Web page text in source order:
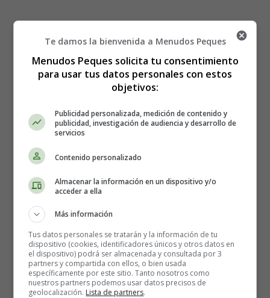
Colorear Alimentos 46 -
Frutas
Lámina para imprimir y
colorear Alimentos - día de la
Alimentación.
Para imprimir la lámina de colorear, es mejor guardarla
primero en el ordenador.
Lámina dibujo Alimentos 46 -
Dibujos Frutas, guayabo.
Te damos la bienvenida a Menudos Peques
Menudos Peques solicita tu consentimiento
para usar tus datos personales con estos
objetivos:
Publicidad personalizada, medición de contenido y
publicidad, investigación de audiencia y desarrollo de
servicios
Contenido personalizado
Almacenar la información en un dispositivo y/o
acceder a ella
Más información
Tus datos personales se tratarán y la información de tu
dispositivo (cookies, identificadores únicos y otros datos en
el dispositivo) podrá ser almacenada y consultada por 3
partners y compartida con ellos, o bien usada
específicamente por este sitio. Tanto nosotros como
nuestros partners podemos usar datos precisos de
geolocalización. Lista de partners.